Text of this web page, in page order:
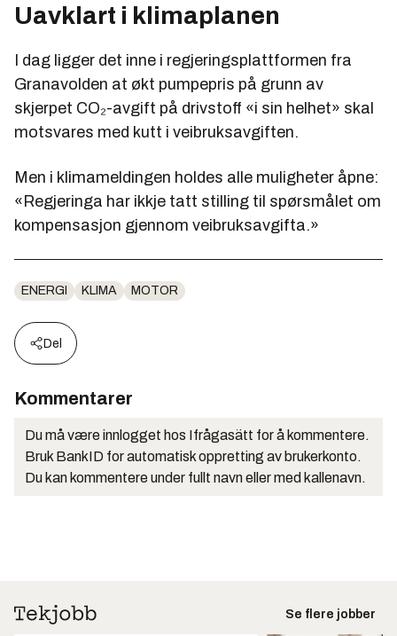
Uavklart i klimaplanen
I dag ligger det inne i regjeringsplattformen fra
Granavolden at økt pumpepris på grunn av
skjerpet CO₂-avgift på drivstoff «i sin helhet» skal
motsvares med kutt i veibruksavgiften.
Men i klimameldingen holdes alle muligheter åpne:
«Regjeringa har ikkje tatt stilling til spørsmålet om
kompensasjon gjennom veibruksavgifta.»
ENERGI KLIMA MOTOR
Del
Kommentarer
Du må være innlogget hos Ifrågasätt for å kommentere.
Bruk BankID for automatisk oppretting av brukerkonto.
Du kan kommentere under fullt navn eller med kallenavn.
Se flere jobber